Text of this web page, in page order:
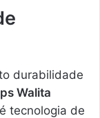
durabilidade
Walita
tecnologia de